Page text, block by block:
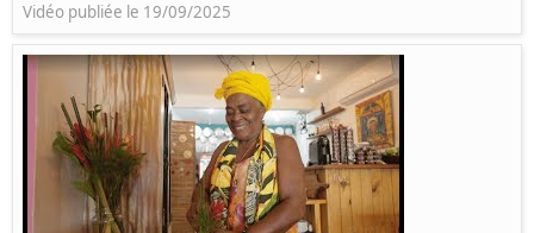
Vidéo publiée le 19/09/2025